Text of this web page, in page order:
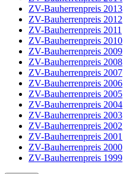
ZV-Bauherrenpreis 2013
ZV-Bauherrenpreis 2012
ZV-Bauherrenpreis 2011
ZV-Bauherrenpreis 2010
ZV-Bauherrenpreis 2009
ZV-Bauherrenpreis 2008
ZV-Bauherrenpreis 2007
ZV-Bauherrenpreis 2006
ZV-Bauherrenpreis 2005
ZV-Bauherrenpreis 2004
ZV-Bauherrenpreis 2003
ZV-Bauherrenpreis 2002
ZV-Bauherrenpreis 2001
ZV-Bauherrenpreis 2000
ZV-Bauherrenpreis 1999